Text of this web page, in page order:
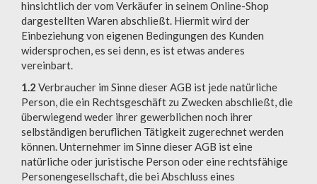
hinsichtlich der vom Verkäufer in seinem Online-Shop
dargestellten Waren abschließt. Hiermit wird der
Einbeziehung von eigenen Bedingungen des Kunden
widersprochen, es sei denn, es ist etwas anderes
vereinbart.
1.2 Verbraucher im Sinne dieser AGB ist jede natürliche
Person, die ein Rechtsgeschäft zu Zwecken abschließt, die
überwiegend weder ihrer gewerblichen noch ihrer
selbständigen beruflichen Tätigkeit zugerechnet werden
können. Unternehmer im Sinne dieser AGB ist eine
natürliche oder juristische Person oder eine rechtsfähige
Personengesellschaft, die bei Abschluss eines